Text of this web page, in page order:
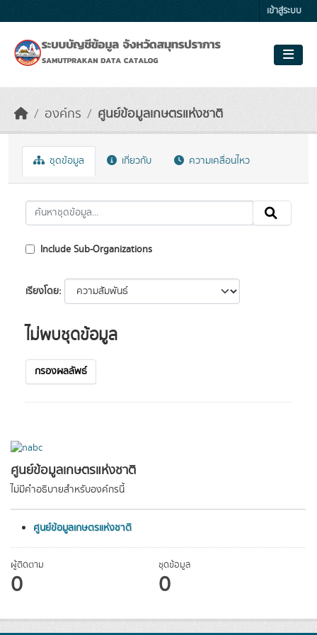
เข้าสู่ระบบ
องค์กร ศูนย์ข้อมูลเกษตรแห่งชาติ
ศูนย์ข้อมูลเกษตรแห่งชาติ
ไม่มีคำอธิบายสำหรับองค์กรนี้
ศูนย์ข้อมูลเกษตรแห่งชาติ
ผู้ติดตาม
0
ชุดข้อมูล
0
ชุดข้อมูล เกี่ยวกับ ความเคลื่อนไหว
Include Sub-Organizations
เรียงโดย
ไม่พบชุดข้อมูล
กรองผลลัพธ์